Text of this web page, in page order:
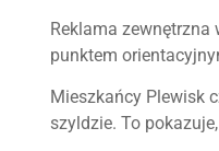
Reklama
punktem
Mieszkańcy Plewisk
szyldzie. To